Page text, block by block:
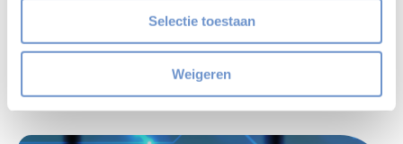
Selectie toestaan
Weigeren